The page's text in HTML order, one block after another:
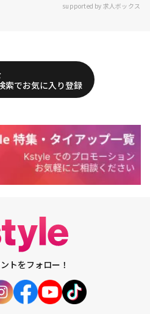
supported by 求人ボックス
索でお気に入り登録
トをフォロー！